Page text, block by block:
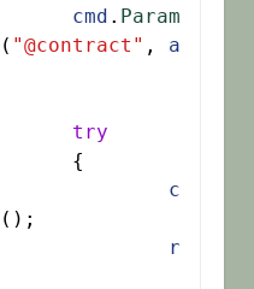
cmd . Param
( "@contract" , a
try
c
();
r